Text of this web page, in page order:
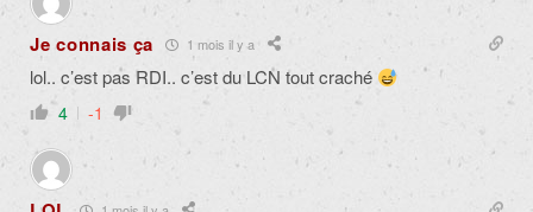
Je connais ça 1 mois il y a
lol.. c’est pas RDI.. c’est du LCN tout craché
4 -1